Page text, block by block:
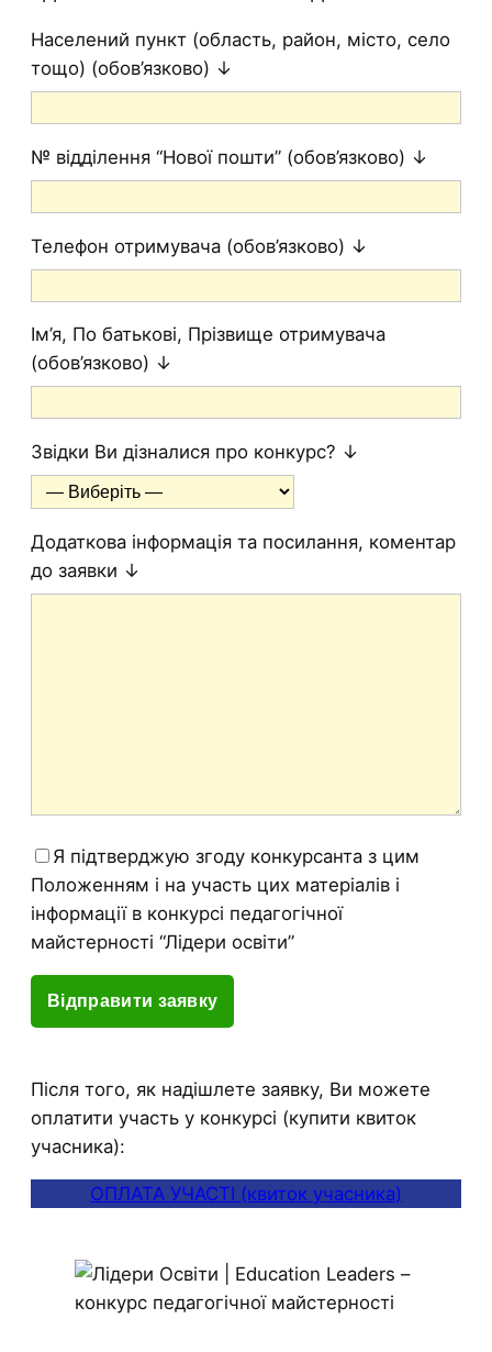
Населений пункт (область, район, місто, село
тощо) (обов’язково) ↓
№ відділення “Нової пошти” (обов’язково) ↓
Телефон отримувача (обов’язково) ↓
Ім’я, По батькові, Прізвище отримувача
(обов’язково) ↓
Звідки Ви дізналися про конкурс? ↓
Додаткова інформація та посилання, коментар
до заявки ↓
Я підтверджую згоду конкурсанта з цим
Положенням і на участь цих матеріалів і
інформації в конкурсі педагогічної
майстерності “Лідери освіти”
Після того, як надішлете заявку, Ви можете
оплатити участь у конкурсі (купити квиток
учасника):
ОПЛАТА УЧАСТІ (квиток учасника)